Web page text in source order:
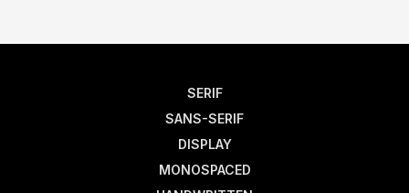
SERIF
SANS-SERIF
DISPLAY
MONOSPACED